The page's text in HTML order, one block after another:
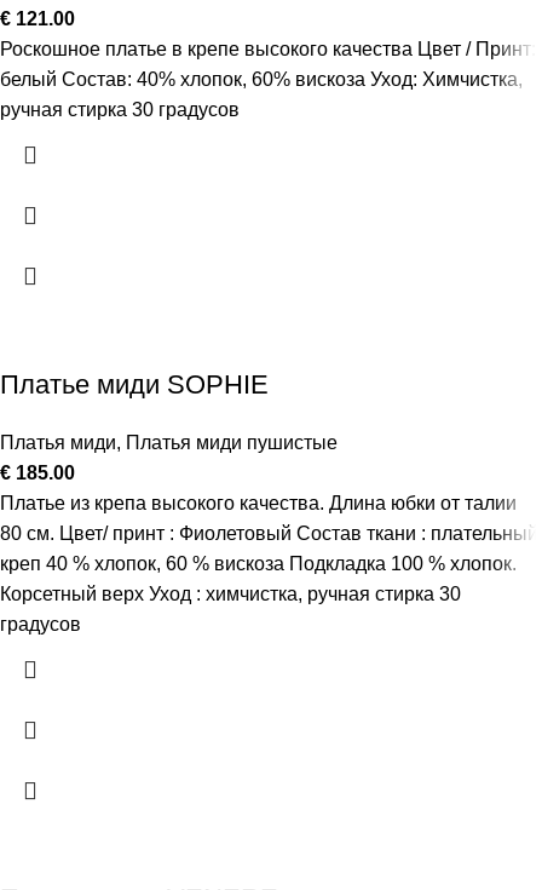
€ 121.00
Роскошное платье в крепе высокого качества Цвет / Принт:
белый Состав: 40% хлопок, 60% вискоза Уход: Химчистка,
ручная стирка 30 градусов
Платье миди SOPHIE
Платья миди, Платья миди пушистые
€ 185.00
Платье из крепа высокого качества. Длина юбки от талии
80 см. Цвет/ принт : Фиолетовый Состав ткани : плательный
креп 40 % хлопок, 60 % вискоза Подкладка 100 % хлопок.
Корсетный верх Уход : химчистка, ручная стирка 30
градусов